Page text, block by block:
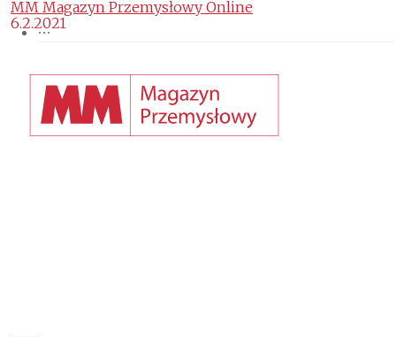
MM Magazyn Przemysłowy Online
6.2.2021